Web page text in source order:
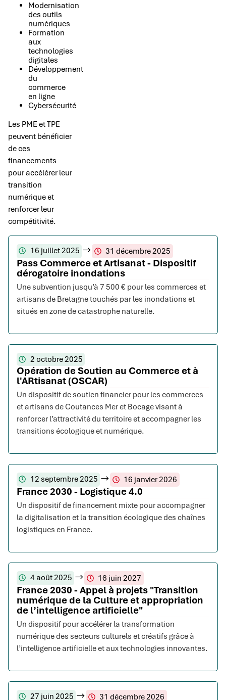
Modernisation
des outils
numériques
Formation
aux
technologies
digitales
Développement
du
commerce
en ligne
Cybersécurité
Les PME et TPE
peuvent bénéficier
de ces
financements
pour accélérer leur
transition
numérique et
renforcer leur
compétitivité.
16 juillet 2025 31 décembre 2025
Pass Commerce et Artisanat - Dispositif
dérogatoire inondations
Une subvention jusqu’à 7 500 € pour les commerces et
artisans de Bretagne touchés par les inondations et
situés en zone de catastrophe naturelle.
2 octobre 2025
Opération de Soutien au Commerce et à
l'ARtisanat (OSCAR)
Un dispositif de soutien financier pour les commerces
et artisans de Coutances Mer et Bocage visant à
renforcer l’attractivité du territoire et accompagner les
transitions écologique et numérique.
12 septembre 2025 16 janvier 2026
France 2030 - Logistique 4.0
Un dispositif de financement mixte pour accompagner
la digitalisation et la transition écologique des chaînes
logistiques en France.
4 août 2025 16 juin 2027
France 2030 - Appel à projets "Transition
numérique de la Culture et appropriation
de l’intelligence artificielle"
Un dispositif pour accélérer la transformation
numérique des secteurs culturels et créatifs grâce à
l’intelligence artificielle et aux technologies innovantes.
27 juin 2025 31 décembre 2026